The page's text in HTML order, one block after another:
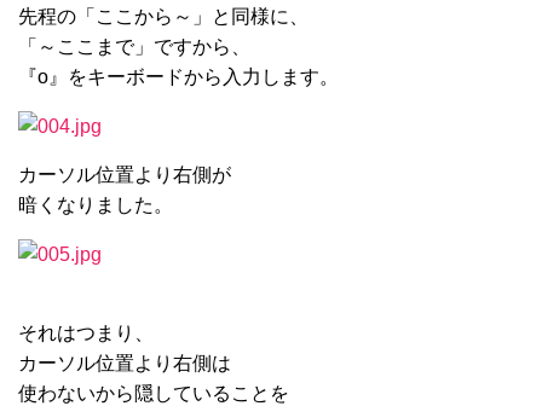
先程の「ここから～」と同様に、
「～ここまで」ですから、
『o』をキーボードから入力します。
カーソル位置より右側が
暗くなりました。
それはつまり、
カーソル位置より右側は
使わないから隠していることを